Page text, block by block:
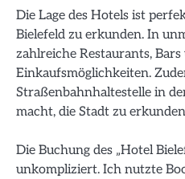
Die Lage des Hotels ist
Bielefeld zu erkunden. In
zahlreiche Restaurants, Bars
Einkaufsmöglichkeiten.
Straßenbahnhaltestelle in
macht, die Stadt zu
Die Buchung des „Hotel
unkompliziert. Ich nutzte